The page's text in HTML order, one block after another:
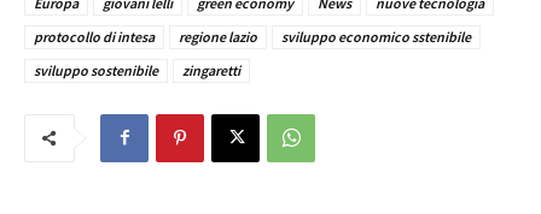
protocollo di intesa
regione lazio
sviluppo economico sstenibile
sviluppo sostenibile
zingaretti